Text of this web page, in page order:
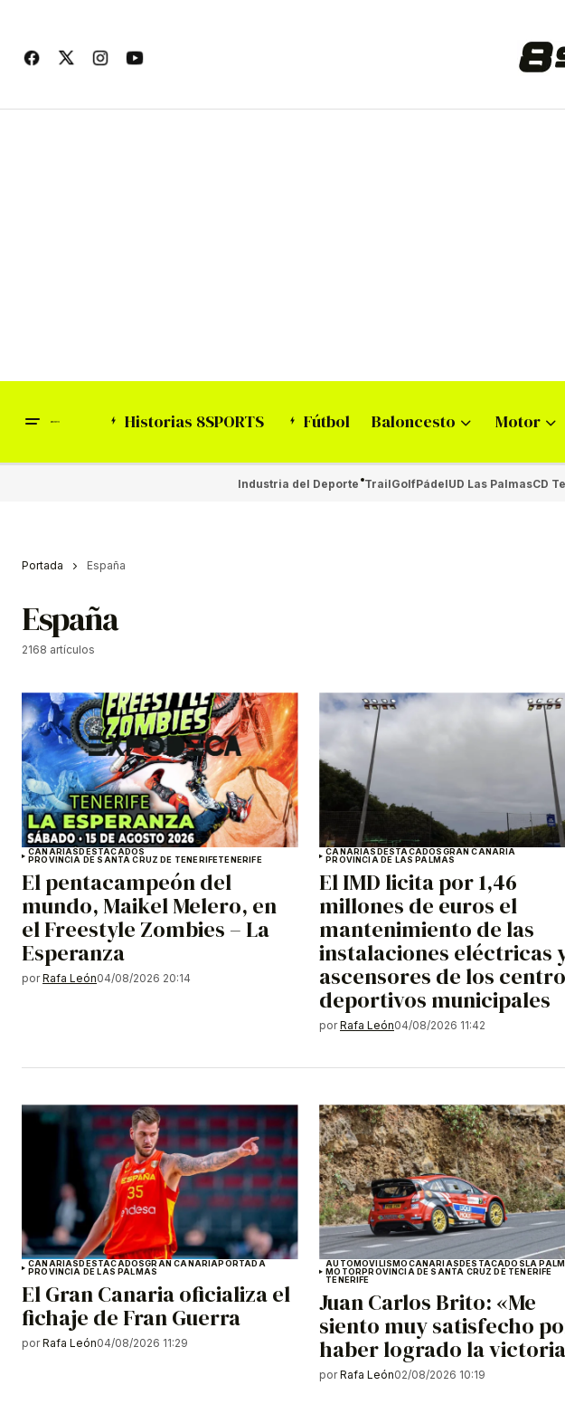
Historias 8SPORTS Fútbol Baloncesto Motor
Industria del Deporte TrailGolfPádelUD Las PalmasCD
Portada España
España
2168 artículos
CANARIASDESTACADOS
PROVINCIA DE SANTA CRUZ DE TENERIFETENERIFE
El pentacampeón del
mundo, Maikel Melero, en
el Freestyle Zombies – La
Esperanza
por Rafa León04/08/2026 20:14
CANARIASDESTACADOSGRAN CANARIA
PROVINCIA DE LAS PALMAS
El IMD licita por 1,46
millones de euros el
mantenimiento de las
instalaciones eléctricas
ascensores de los
deportivos municipales
por Rafa León04/08/2026 11:42
CANARIAS DESTACADOSGRAN CANARIAPORTADA
PROVINCIA DE LAS PALMAS
El Gran Canaria oficializa el
fichaje de Fran Guerra
por Rafa León04/08/2026 11:29
AUTOMOVILISMOCANARIAS DESTACADOS LA
MOTOR PROVINCIA DE SANTA CRUZ DE TENERIFE
TENERIFE
Juan Carlos Brito: «Me
siento muy satisfecho
haber logrado la
por Rafa León02/08/2026 10:19